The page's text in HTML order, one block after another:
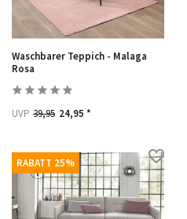
Waschbarer Teppich - Malaga
Rosa
UVP 39,95 24,95 *
RABATT 25%